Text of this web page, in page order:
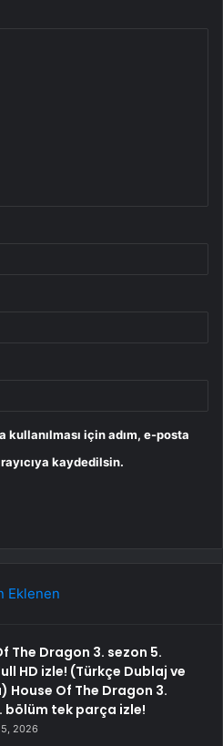
kullanılması için adım, e-posta
kaydedilsin.
Eklenen
The Dragon 3. sezon 5.
HD izle! (Türkçe Dublaj ve
House Of The Dragon 3.
bölüm tek parça izle!
2026